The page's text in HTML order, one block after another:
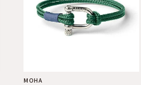
MOHA